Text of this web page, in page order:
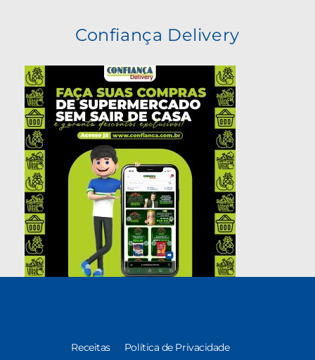
Confiança Delivery
Receitas Política de Privacidade